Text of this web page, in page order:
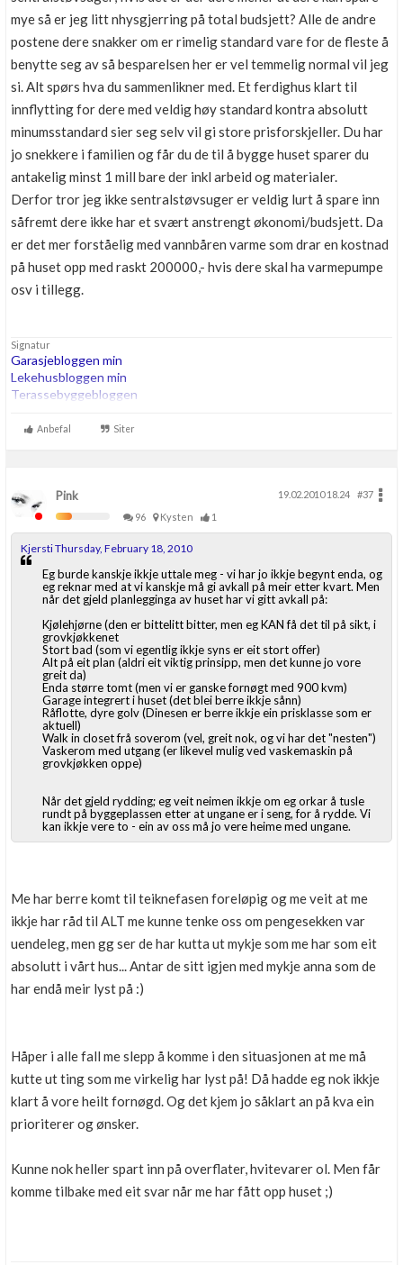
mye så er jeg litt nhysgjerring på total budsjett? Alle de andre
postene dere snakker om er rimelig standard vare for de fleste å
benytte seg av så besparelsen her er vel temmelig normal vil jeg
si. Alt spørs hva du sammenlikner med. Et ferdighus klart til
innflytting for dere med veldig høy standard kontra absolutt
minumsstandard sier seg selv vil gi store prisforskjeller. Du har
jo snekkere i familien og får du de til å bygge huset sparer du
antakelig minst 1 mill bare der inkl arbeid og materialer.
Derfor tror jeg ikke sentralstøvsuger er veldig lurt å spare inn
såfremt dere ikke har et svært anstrengt økonomi/budsjett. Da
er det mer forståelig med vannbåren varme som drar en kostnad
på huset opp med raskt 200000,- hvis dere skal ha varmepumpe
osv i tillegg.
Signatur
Garasjebloggen min
Lekehusbloggen min
Terassebyggebloggen
260m2 bta trehus etter TEK07, Thermia Optimum G2 8kw i serie
Anbefal Siter
Pink 19.02.2010 18.24
#37
96
Kysten 1
Kjersti Thursday, February 18, 2010
Eg burde kanskje ikkje uttale meg - vi har jo ikkje begynt enda, og
eg reknar med at vi kanskje må gi avkall på meir etter kvart. Men
når det gjeld planlegginga av huset har vi gitt avkall på:
Kjølehjørne (den er bittelitt bitter, men eg KAN få det til på sikt, i
grovkjøkkenet
Stort bad (som vi egentlig ikkje syns er eit stort offer)
Alt på eit plan (aldri eit viktig prinsipp, men det kunne jo vore
greit da)
Enda større tomt (men vi er ganske fornøgt med 900 kvm)
Garage integrert i huset (det blei berre ikkje sånn)
Råflotte, dyre golv (Dinesen er berre ikkje ein prisklasse som er
aktuell)
Walk in closet frå soverom (vel, greit nok, og vi har det "nesten")
Vaskerom med utgang (er likevel mulig ved vaskemaskin på
grovkjøkken oppe)
Når det gjeld rydding; eg veit neimen ikkje om eg orkar å tusle
rundt på byggeplassen etter at ungane er i seng, for å rydde. Vi
kan ikkje vere to - ein av oss må jo vere heime med ungane.
Me har berre komt til teiknefasen foreløpig og me veit at me
ikkje har råd til ALT me kunne tenke oss om pengesekken var
uendeleg, men gg ser de har kutta ut mykje som me har som eit
absolutt i vårt hus... Antar de sitt igjen med mykje anna som de
har endå meir lyst på :)
Håper i alle fall me slepp å komme i den situasjonen at me må
kutte ut ting som me virkelig har lyst på! Då hadde eg nok ikkje
klart å vore heilt fornøgd. Og det kjem jo såklart an på kva ein
prioriterer og ønsker.
Kunne nok heller spart inn på overflater, hvitevarer ol. Men får
komme tilbake med eit svar når me har fått opp huset ;)